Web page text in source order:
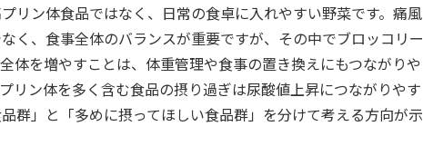
リン体食品ではなく、日常の食卓に入れやすい野菜です。痛風
く、食事全体のバランスが重要ですが、その中でブロッコリー
体を増やすことは、体重管理や食事の置き換えにもつながりや
リン体を多く含む食品の摂り過ぎは尿酸値上昇につながりやす
群」と「多めに摂ってほしい食品群」を分けて考える方向が示